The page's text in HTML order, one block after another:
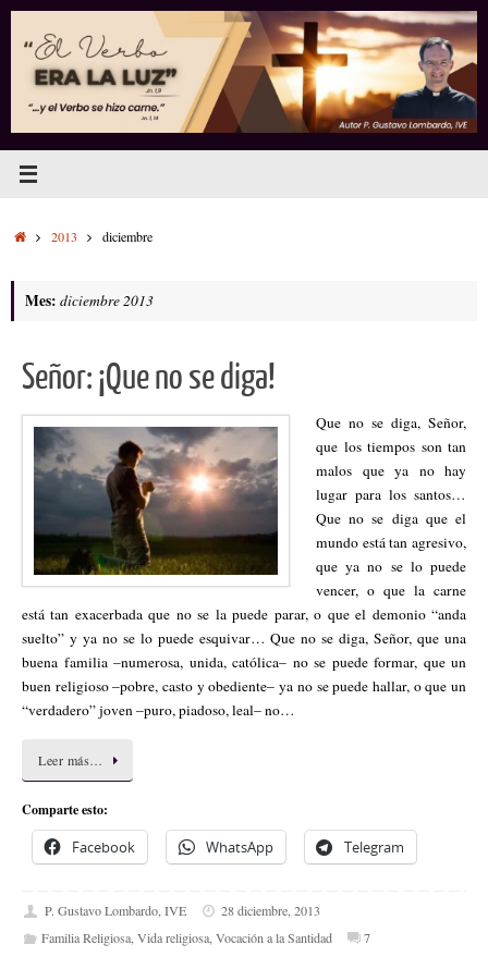
Saltar
contenido
Inicio2013 diciembre
Mes: diciembre 2013
Señor: ¡Que no se diga!
Que no se diga, Señor,
que los tiempos son tan
malos que ya no hay
lugar para los santos…
Que no se diga que el
mundo está tan agresivo,
que ya no se lo puede
vencer, o que la carne
está tan exacerbada que no se la puede parar, o que el demonio “anda
suelto” y ya no se lo puede esquivar… Que no se diga, Señor, que una
buena familia –numerosa, unida, católica– no se puede formar, que un
buen religioso –pobre, casto y obediente– ya no se puede hallar, o que un
“verdadero” joven –puro, piadoso, leal– no…
Leer más…
Comparte esto:
Facebook WhatsApp Telegram
P. Gustavo Lombardo, IVE
28 diciembre, 2013
Familia Religiosa,Vida religiosa,Vocación a la Santidad 7